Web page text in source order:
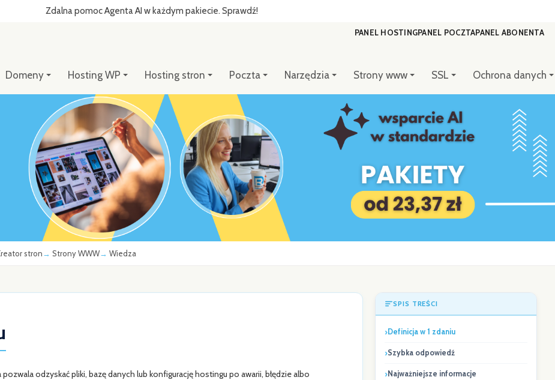
Zdalna pomoc Agenta AI w każdym pakiecie. Sprawdź!
PANEL HOSTINGPANEL POCZTAPANEL ABONENTA
Domeny Hosting WP Hosting stron Poczta Narzędzia Strony www SSL Ochrona danych
stron Strony WWW Wiedza
odzyskać pliki, bazę danych lub konfigurację hostingu po awarii, błędzie albo
SPIS TREŚCI
Definicja w 1 zdaniu
Szybka odpowiedź
Najważniejsze informacje